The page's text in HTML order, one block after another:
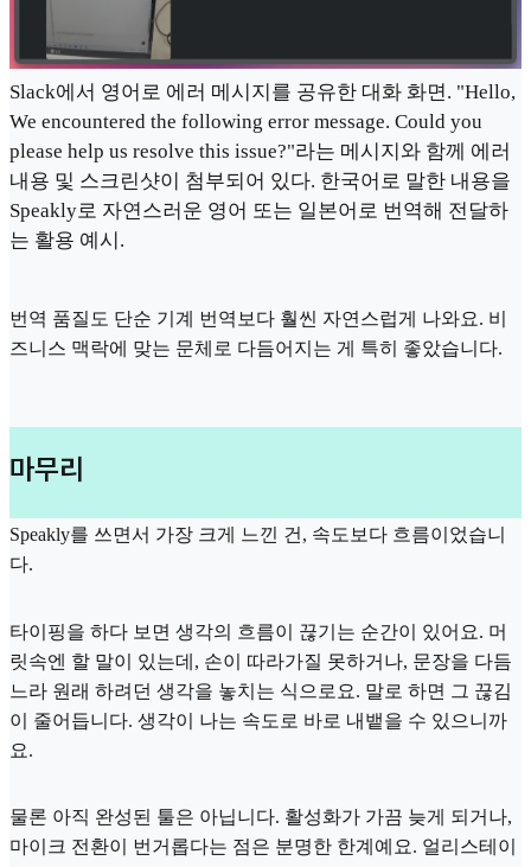
Slack에서 영어로 에러 메시지를 공유한 대화 화면. "Hello,
We encountered the following error message. Could you
please help us resolve this issue?"라는 메시지와 함께 에러
내용 및 스크린샷이 첨부되어 있다. 한국어로 말한 내용을
Speakly로 자연스러운 영어 또는 일본어로 번역해 전달하
는 활용 예시.
번역 품질도 단순 기계 번역보다 훨씬 자연스럽게 나와요. 비
즈니스 맥락에 맞는 문체로 다듬어지는 게 특히 좋았습니다.
마무리
Speakly를 쓰면서 가장 크게 느낀 건, 속도보다 흐름이었습니
다.
타이핑을 하다 보면 생각의 흐름이 끊기는 순간이 있어요. 머
릿속엔 할 말이 있는데, 손이 따라가질 못하거나, 문장을 다듬
느라 원래 하려던 생각을 놓치는 식으로요. 말로 하면 그 끊김
이 줄어듭니다. 생각이 나는 속도로 바로 내뱉을 수 있으니까
요.
물론 아직 완성된 툴은 아닙니다. 활성화가 가끔 늦게 되거나,
마이크 전환이 번거롭다는 점은 분명한 한계예요. 얼리스테이